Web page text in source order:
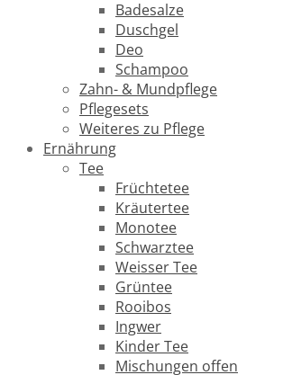
Badesalze
Duschgel
Deo
Schampoo
Zahn- & Mundpflege
Pflegesets
Weiteres zu Pflege
Ernährung
Tee
Früchtetee
Kräutertee
Monotee
Schwarztee
Weisser Tee
Grüntee
Rooibos
Ingwer
Kinder Tee
Mischungen offen